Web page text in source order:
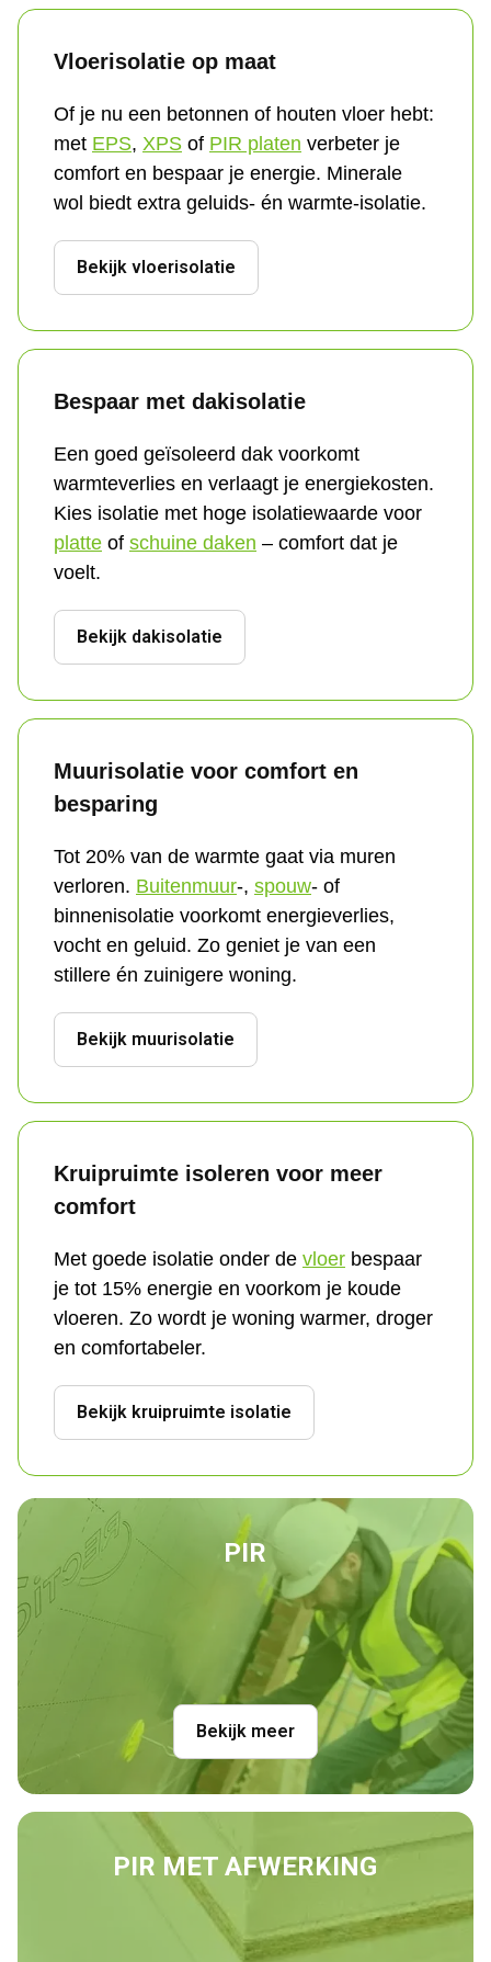
Vloerisolatie op maat
Of je nu een betonnen of houten vloer hebt:
met EPS, XPS of PIR platen verbeter je
comfort en bespaar je energie. Minerale
wol biedt extra geluids- én warmte-isolatie.
Bekijk vloerisolatie
Bespaar met dakisolatie
Een goed geïsoleerd dak voorkomt
warmteverlies en verlaagt je energiekosten.
platte of schuine daken – comfort dat je
voelt.
Bekijk dakisolatie
Muurisolatie voor comfort en
besparing
Tot 20% van de warmte gaat via muren
verloren. Buitenmuur-, spouw- of
binnenisolatie voorkomt energieverlies,
vocht en geluid. Zo geniet je van een
stillere én zuinigere woning.
Bekijk muurisolatie
Kruipruimte isoleren voor meer
comfort
Met goede isolatie onder de vloer bespaar
je tot 15% energie en voorkom je koude
vloeren. Zo wordt je woning warmer, droger
en comfortabeler.
Bekijk kruipruimte isolatie
PIR
Bekijk meer
PIR MET AFWERKING